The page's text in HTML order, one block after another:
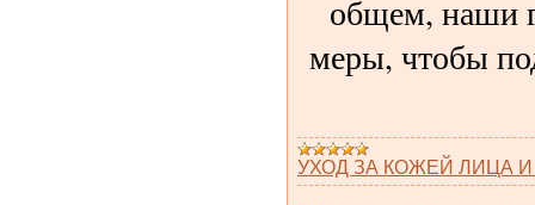
общем, наши
меры, чтобы
УХОД ЗА КОЖЕЙ ЛИЦА